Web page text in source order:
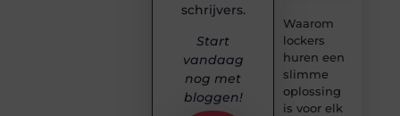
Waarom
lockers
huren een
slimme
oplossing
is voor elk
schrijvers.
Start
vandaag
nog met
bloggen!